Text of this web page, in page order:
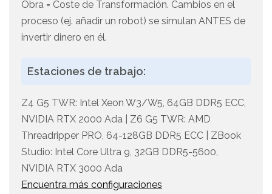
Obra = Coste de Transformación. Cambios en el
proceso (ej. añadir un robot) se simulan ANTES de
invertir dinero en él.
Estaciones de trabajo:
Z4 G5 TWR: Intel Xeon W3/W5, 64GB DDR5 ECC,
NVIDIA RTX 2000 Ada | Z6 G5 TWR: AMD
Threadripper PRO, 64-128GB DDR5 ECC | ZBook
Studio: Intel Core Ultra 9, 32GB DDR5-5600,
NVIDIA RTX 3000 Ada
Encuentra más configuraciones